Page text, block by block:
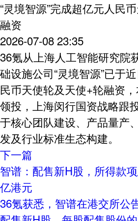
“灵境智源”完成超亿元人民
融资
2026-07-08 23:35
36氪从上海人工智能研究院
础设施公司“灵境智源”已于
民币天使轮及天使+轮融资
领投，上海闵行国资战略跟
于核心团队建设、产品量产
发及行业标准生态构建。
下一篇
智谱：配售新H股，所得款
亿港元
36氪获悉，智谱在港交所公